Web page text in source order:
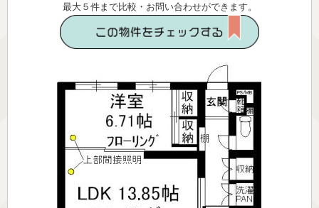
最大５件まで比較・お問い合わせができます。